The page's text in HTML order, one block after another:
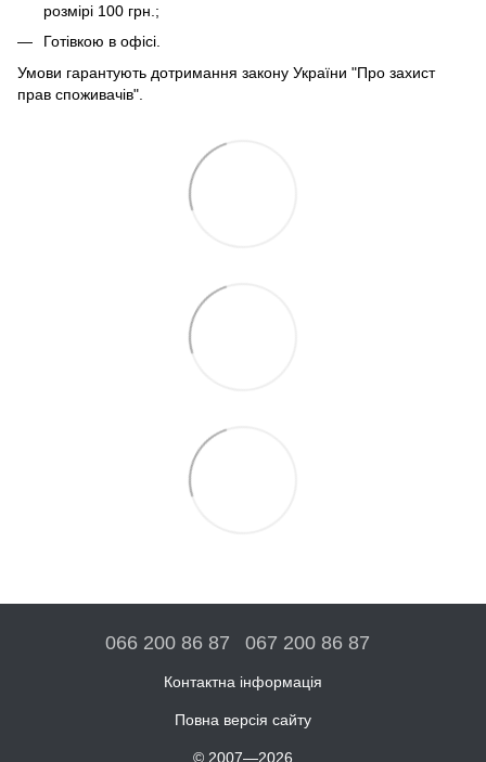
розмірі 100 грн.;
Готівкою в офісі.
Умови гарантують дотримання закону України "Про захист
прав споживачів".
066 200 86 87 067 200 86 87
Контактна інформація
Повна версія сайту
© 2007—2026